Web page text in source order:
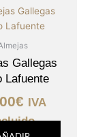
Gallegas
Lafuente
€
IVA